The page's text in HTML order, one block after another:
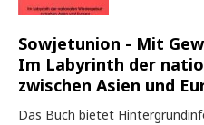
Sowjetunion - Mit
Im Labyrinth der
zwischen Asien und
Das Buch bietet